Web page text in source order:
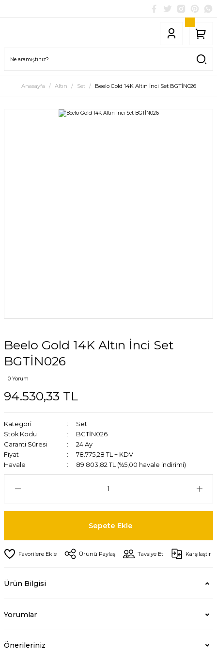
Anasayfa Altın Set Beelo Gold 14K Altın İnci Set BGTİN026
Beelo Gold 14K Altın İnci Set
BGTİN026
0 Yorum
94.530,33 TL
Kategori
Set
Stok Kodu
BGTİN026
Garanti Süresi
24 Ay
Fiyat
78.775,28 TL + KDV
Havale
89.803,82 TL (%5,00 havale indirimi)
Sepete Ekle
Ürünü Paylaş Tavsiye Et Karşılaştır
Ürün Bilgisi
Yorumlar
Önerileriniz